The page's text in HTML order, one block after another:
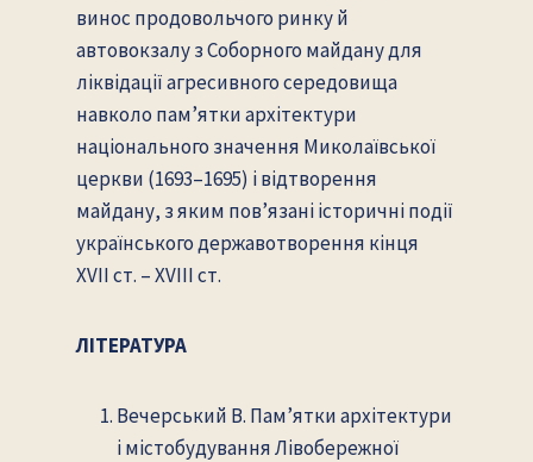
винос продовольчого ринку й
автовокзалу з Соборного майдану для
ліквідації агресивного середовища
навколо пам’ятки архітектури
національного значення Миколаївської
церкви (1693–1695) і відтворення
майдану, з яким пов’язані історичні події
українського державотворення кінця
ХVІІ ст. – ХVІІІ ст.
ЛІТЕРАТУРА
Вечерський В. Пам’ятки архітектури
і містобудування Лівобережної